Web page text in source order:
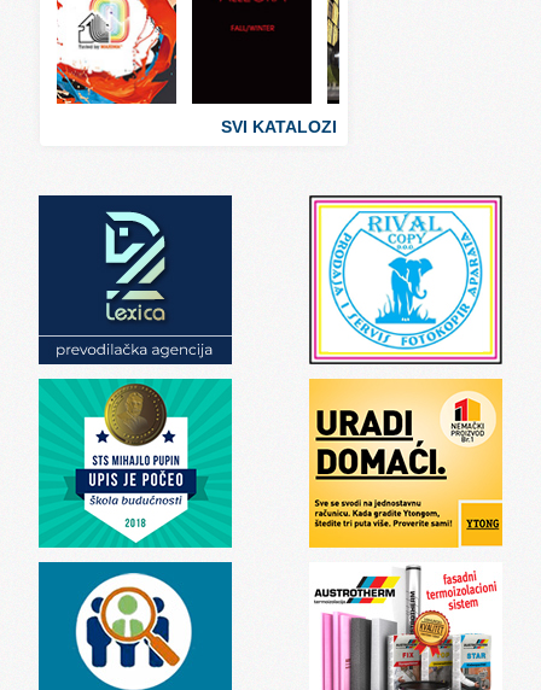
Svet zabave i umetnosti
Svet zanimljivosti
Svet zdravlja
SVI KATALOZI